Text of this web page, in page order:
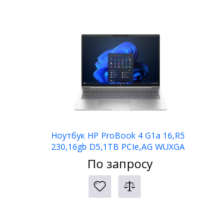
Ноутбук HP ProBook 4 G1a 16,R5
230,16gb D5,1TB PCIe,AG WUXGA
300,5mp IR,W11P,1yw,kbd bl
По запросу